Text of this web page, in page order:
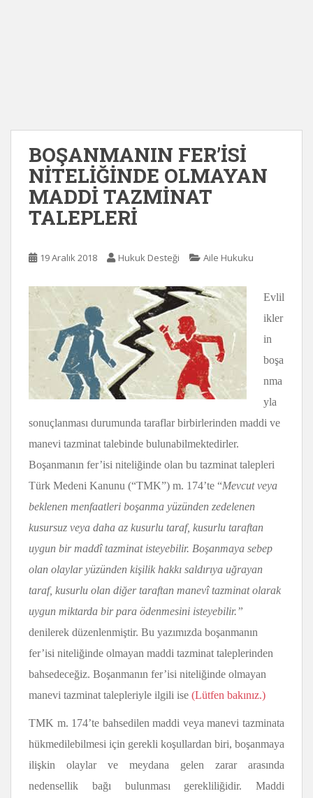
BOŞANMANIN FER’İSİ
NİTELİĞİNDE OLMAYAN
MADDİ TAZMİNAT
TALEPLERİ
19 Aralık 2018 Hukuk Desteği Aile Hukuku
Evlil
ikler
in
boşa
nma
yla
sonuçlanması durumunda taraflar birbirlerinden maddi ve
manevi tazminat talebinde bulunabilmektedirler.
Boşanmanın fer’isi niteliğinde olan bu tazminat talepleri
Türk Medeni Kanunu (“TMK”) m. 174’te “Mevcut veya
beklenen menfaatleri boşanma yüzünden zedelenen
kusursuz veya daha az kusurlu taraf, kusurlu taraftan
uygun bir maddî tazminat isteyebilir. Boşanmaya sebep
olan olaylar yüzünden kişilik hakkı saldırıya uğrayan
taraf, kusurlu olan diğer taraftan manevî tazminat olarak
uygun miktarda bir para ödenmesini isteyebilir.”
denilerek düzenlenmiştir. Bu yazımızda boşanmanın
fer’isi niteliğinde olmayan maddi tazminat taleplerinden
bahsedeceğiz. Boşanmanın fer’isi niteliğinde olmayan
manevi tazminat talepleriyle ilgili ise (Lütfen bakınız.)
TMK m. 174’te bahsedilen maddi veya manevi tazminata
hükmedilebilmesi için gerekli koşullardan biri, boşanmaya
ilişkin olaylar ve meydana gelen zarar arasında
nedensellik bağı bulunması gerekliliğidir. Maddi